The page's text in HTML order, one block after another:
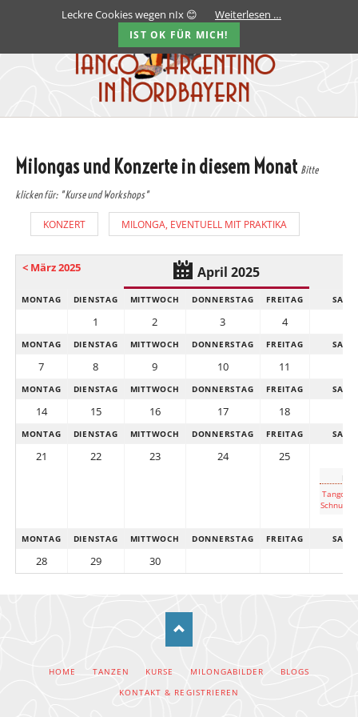
Milongas und Konzerte in diesem Monat Bitte
klicken für: "Kurse und Workshops"
KONZERT MILONGA, EVENTUELL MIT PRAKTIKA
< März 2025 April 2025
MONTAG DIENSTAG MITTWOCH DONNERSTAG FREITAG
1 2 3 4
MONTAG DIENSTAG MITTWOCH DONNERSTAG FREITAG
7 8 9 10 11
MONTAG DIENSTAG MITTWOCH DONNERSTAG FREITAG
14 15 16 17 18
MONTAG DIENSTAG MITTWOCH DONNERSTAG FREITAG
21 22 23 24 25
Tango
MONTAG DIENSTAG MITTWOCH DONNERSTAG FREITAG
28 29 30
HOME TANZEN KURSE MILONGABILDER
BLOGS
KONTAKT & REGISTRIEREN
Leckre Cookies wegen nIx 😊 Weiterlesen …
IST OK FÜR MICH!